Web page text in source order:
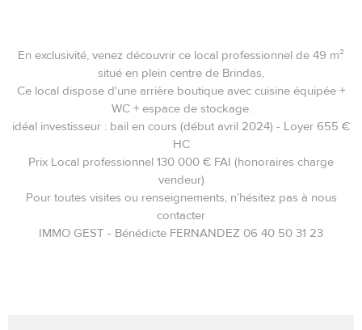
En exclusivité, venez découvrir ce local professionnel de 49 m²
situé en plein centre de Brindas,
Ce local dispose d'une arrière boutique avec cuisine équipée +
WC + espace de stockage.
idéal investisseur : bail en cours (début avril 2024) - Loyer 655 €
HC
Prix Local professionnel 130 000 € FAI (honoraires charge
vendeur)
Pour toutes visites ou renseignements, n’hésitez pas à nous
contacter
IMMO GEST - Bénédicte FERNANDEZ 06 40 50 31 23